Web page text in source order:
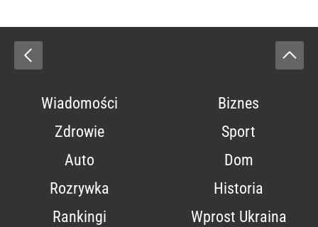
Wiadomości
Biznes
Zdrowie
Sport
Auto
Dom
Rozrywka
Historia
Rankingi
Wprost Ukraina